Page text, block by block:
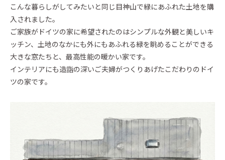
こんな暮らしがしてみたいと同じ目神山で緑にあふれた土地を購
入されました。
ご家族がドイツの家に希望されたのはシンプルな外観と美しいキ
ッチン、土地のなかにも外にもあふれる緑を眺めることができる
大きな窓たちと、最高性能の暖かい家です。
インテリアにも造詣の深いご夫婦がつくりあげたこだわりのドイ
ツの家です。